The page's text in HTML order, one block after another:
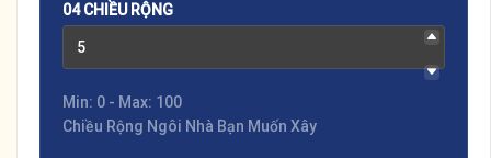
04 CHIỀU RỘNG
Min: 0 - Max: 100
Chiều Rộng Ngôi Nhà Bạn Muốn Xây